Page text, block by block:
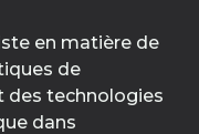
en matière de
de
des technologies
dans